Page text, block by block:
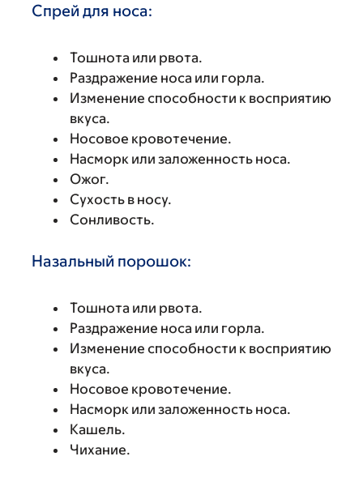
Спрей для носа:
Тошнота или рвота.
Раздражение носа или горла.
Изменение способности к восприятию
вкуса.
Носовое кровотечение.
Насморк или заложенность носа.
Ожог.
Сухость в носу.
Сонливость.
Назальный порошок:
Тошнота или рвота.
Раздражение носа или горла.
Изменение способности к восприятию
вкуса.
Носовое кровотечение.
Насморк или заложенность носа.
Кашель.
Чихание.